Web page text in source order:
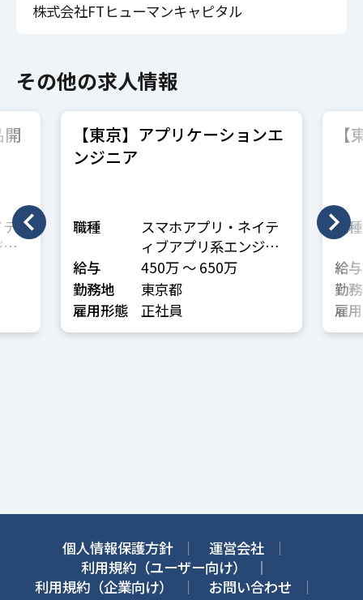
株式会社FTヒューマンキャピタル
その他の求人情報
【東京】アプリケーションエ
ンジニア
職種
スマホアプリ・ネイテ
ィブアプリ系エンジニ
ア
給与
450万 〜 650万
勤務地
東京都
雇用形態
正社員
職種
給与
勤
雇
個人情報保護方針
運営会社
利用規約（ユーザー向け）
利用規約（企業向け）
お問い合わせ